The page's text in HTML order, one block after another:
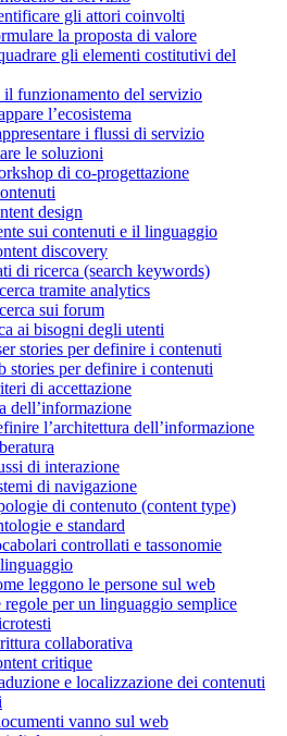
gli attori coinvolti
la proposta di valore
gli elementi costitutivi del
il funzionamento del servizio
l’ecosistema
i flussi di servizio
le soluzioni
di co-progettazione
design
sui contenuti e il linguaggio
discovery
di ricerca (search keywords)
tramite analytics
sui forum
ai bisogni degli utenti
stories per definire i contenuti
stories per definire i contenuti
di accettazione
dell’informazione
l’architettura dell’informazione
di interazione
di navigazione
di contenuto (content type)
e standard
controllati e tassonomie
leggono le persone sul web
per un linguaggio semplice
collaborativa
critique
e localizzazione dei contenuti
vanno sul web